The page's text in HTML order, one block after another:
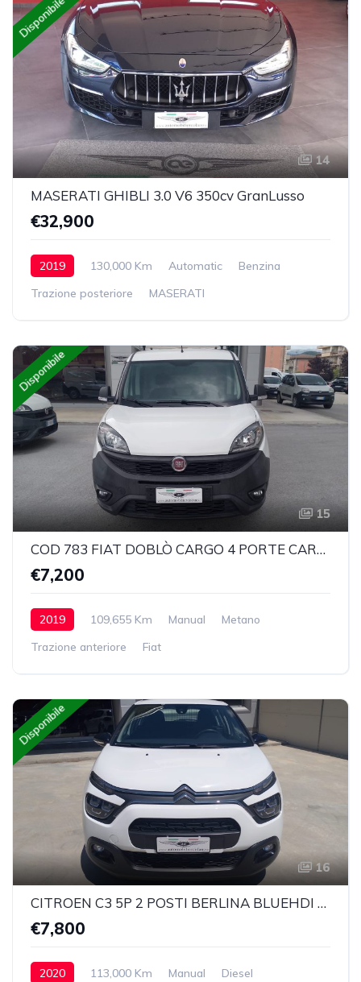
Disponibile
14
MASERATI GHIBLI 3.0 V6 350cv GranLusso
€32,900
2019 130,000 Km Automatic
Benzina
Trazione posteriore
MASERATI
Disponibile
15
COD 783 FIAT DOBLÒ CARGO 4 PORTE CARGO 1.4 T-JET NATURAL POWER SX EURO6
€7,200
2019 109,655 Km Manual
Metano
Trazione anteriore
Fiat
Disponibile
16
CITROEN C3 5P 2 POSTI BERLINA BLUEHDI 100 SeS FEEL
€7,800
2020 113,000 Km Manual
Diesel